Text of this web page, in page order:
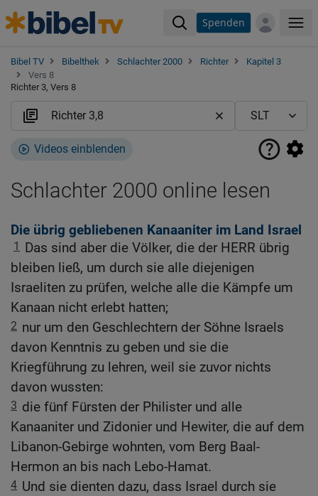
Spenden
Bibel TV Bibelthek Schlachter 2000 Richter
Kapitel 3
Vers 8
Richter 3, Vers 8
Videos einblenden
Schlachter 2000 online lesen
Die übrig gebliebenen Kanaaniter im Land Israel
1
Das sind aber die Völker, die der HERR übrig
bleiben ließ, um durch sie alle diejenigen
Israeliten zu prüfen, welche alle die Kämpfe um
Kanaan nicht erlebt hatten;
2 nur um den Geschlechtern der Söhne Israels
davon Kenntnis zu geben und sie die
Kriegführung zu lehren, weil sie zuvor nichts
davon wussten:
3 die fünf Fürsten der Philister und alle
Kanaaniter und Zidonier und Hewiter, die auf dem
Libanon-Gebirge wohnten, vom Berg Baal-
Hermon an bis nach Lebo-Hamat.
4 Und sie dienten dazu, dass Israel durch sie